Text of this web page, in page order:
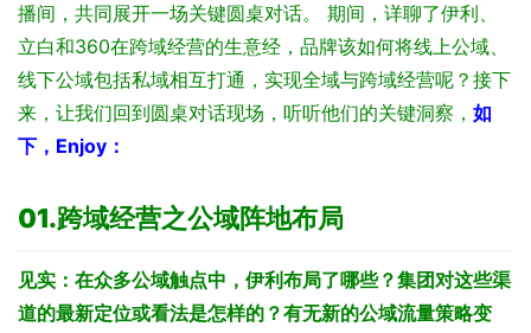
播间，共同展开一场关键圆桌对话。
期间，详聊了伊利、
立白和360在跨域经营的生意经，品牌该如何将线上公域、
线下公域包括私域相互打通，实现全域与跨域经营呢？接下
来，让我们回到圆桌对话现场，听听他们的关键洞察， 如
下，Enjoy：
01.跨域经营之公域阵地布局
见实：在众多公域触点中，伊利布局了哪些？集团对这些渠
道的最新定位或看法是怎样的？有无新的公域流量策略变